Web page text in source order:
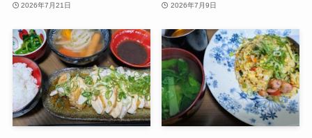
2026年7月21日 2026年7月9日